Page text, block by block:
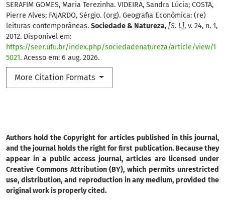
SERAFIM GOMES, Maria Terezinha. VIDEIRA, Sandra Lúcia; COSTA,
Pierre Alves; FAJARDO, Sérgio. (org). Geografia Econômica: (re)
leituras contemporâneas. Sociedade & Natureza, [S. l.], v. 24, n. 1,
2012. Disponível em:
https://seer.ufu.br/index.php/sociedadenatureza/article/view/1
5021. Acesso em: 6 aug. 2026.
More Citation Formats
Authors hold the Copyright for articles published in this journal,
and the journal holds the right for first publication. Because they
appear in a public access journal, articles are licensed under
Creative Commons Attribution (BY), which permits unrestricted
use, distribution, and reproduction in any medium, provided the
original work is properly cited.